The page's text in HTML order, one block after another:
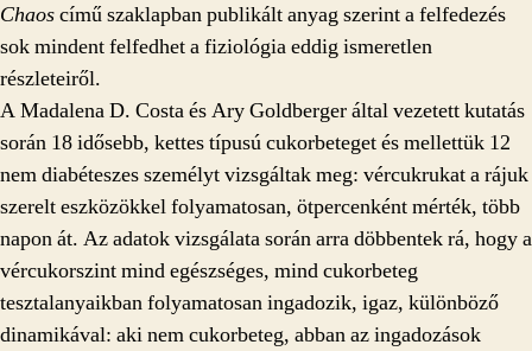
Chaoscímű szaklapban publikált anyag szerint a felfedezés
sok mindent felfedhet a fiziológia eddig ismeretlen
részleteiről.
A Madalena D. Costa és Ary Goldberger által vezetett kutatás
során 18 idősebb, kettes típusú cukorbeteget és mellettük 12
nem diabéteszes személyt vizsgáltak meg: vércukrukat a rájuk
szerelt eszközökkel folyamatosan, ötpercenként mérték, több
napon át. Az adatok vizsgálata során arra döbbentek rá, hogy a
vércukorszint mind egészséges, mind cukorbeteg
tesztalanyaikban folyamatosan ingadozik, igaz, különböző
dinamikával: aki nem cukorbeteg, abban az ingadozások